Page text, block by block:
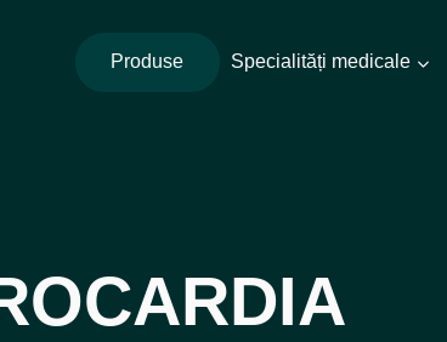
Produse Specialități medicale